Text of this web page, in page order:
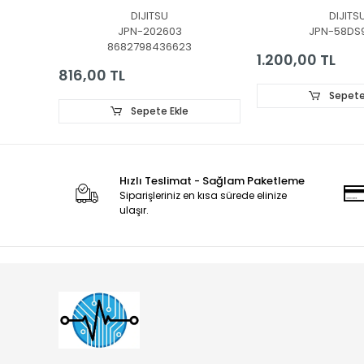
REV1.1, SW-L E486558
94V-0 RoHS REV1.1
DIJITSU
JPN-202603
8682798436623
816,00 TL
Sepete Ekle
BAR, BACKLIGHT,
K580WDGF A3
K58DGF-A3113N01/
JPN-
1.200,00 TL
Hızlı Teslimat - Sağlam Paketleme
Siparişleriniz en kısa sürede elinize
ulaşır.